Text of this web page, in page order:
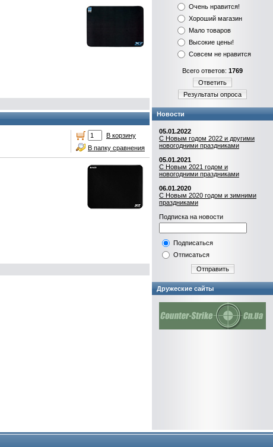
В корзину
В папку сравнения
Очень нравится!
Хороший магазин
Мало товаров
Высокие цены!
Совсем не нравится
Всего ответов: 1769
Ответить
Результаты опроса
Новости
05.01.2022
С Новым годом 2022 и другими
новогодними праздниками
05.01.2021
С Новым 2021 годом и
новогодними праздниками
06.01.2020
С Новым 2020 годом и зимними
праздниками
Подписка на новости
Подписаться
Отписаться
Отправить
Дружеские сайты